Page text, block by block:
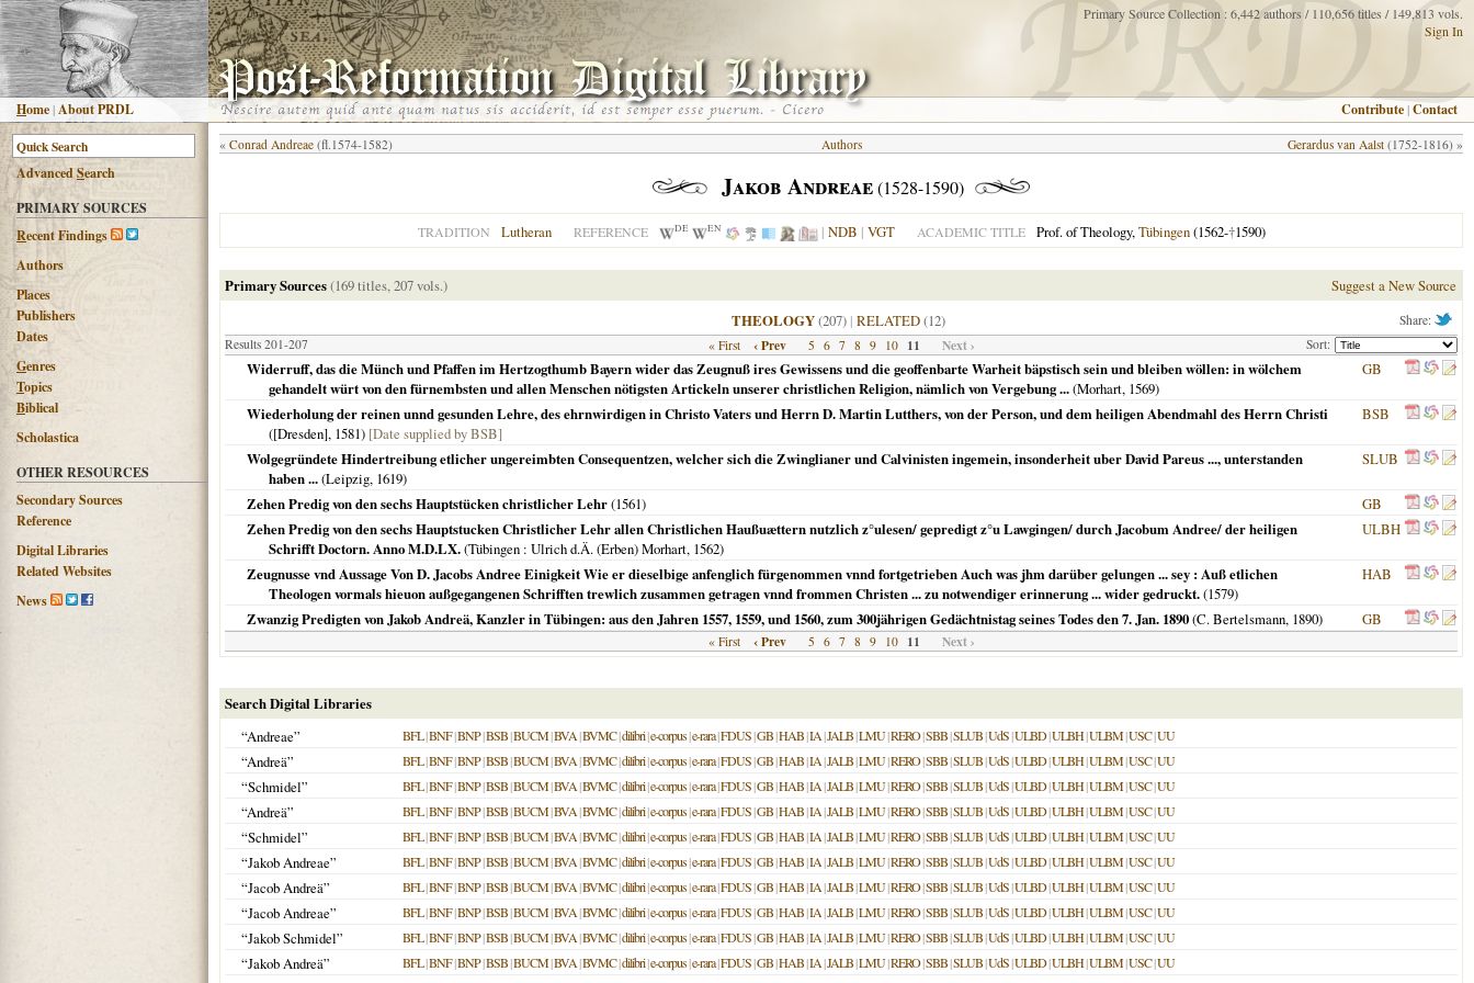
Home|About PRDL
Primary Source Collection : 6,442 authors / 110,656 titles / 149,813 vols.
Sign In
Contribute |Contact
AdvancedSearch
PRIMARY SOURCES
Recent Findings
Authors
Places
Publishers
Dates
Genres
Topics
Biblical
Scholastica
OTHER RESOURCES
Secondary Sources
Reference
Digital Libraries
Related Websites
News
« Conrad Andreae (fl.1574-1582) Gerardus van Aalst (1752-1816) »
Authors
Jakob Andreae(1528-1590)
TRADITION Lutheran REFERENCE DE EN | NDB | VGT ACADEMIC TITLE Prof. of Theology,Tübingen(1562-†1590)
Primary Sources(169 titles, 207 vols.) Suggest a New Source
Share:
THEOLOGY(207) | RELATED(12)
Results 201-207 Sort:
« First ‹ Prev 5 6 7 8 9 10 11 Next ›
Widerruff, das die Münch und Pfaffen im Hertzogthumb Bayern wider das Zeugnuß ires Gewissens und die geoffenbarte Warheit bäpstisch sein und bleiben wöllen: in wölchem
gehandelt würt von den fürnembsten und allen Menschen nötigsten Artickeln unserer christlichen Religion, nämlich von Vergebung ...(Morhart, 1569)
GB
Wiederholung der reinen unnd gesunden Lehre, des ehrnwirdigen in Christo Vaters und Herrn D. Martin Lutthers, von der Person, und dem heiligen Abendmahl des Herrn Christi
([Dresden], 1581) [Date supplied by BSB]
BSB
Wolgegründete Hindertreibung etlicher ungereimbten Consequentzen, welcher sich die Zwinglianer und Calvinisten ingemein, insonderheit uber David Pareus ..., unterstanden
haben ...(Leipzig, 1619)
SLUB
Zehen Predig von den sechs Hauptstücken christlicher Lehr(1561)
GB
Zehen Predig von den sechs Hauptstucken Christlicher Lehr allen Christlichen Haußuættern nutzlich z°ulesen/ gepredigt z°u Lawgingen/ durch Jacobum Andree/ der heiligen
Schrifft Doctorn. Anno M.D.LX.(Tübingen : Ulrich d.Ä. (Erben) Morhart, 1562)
ULBH
Zeugnusse vnd Aussage Von D. Jacobs Andree Einigkeit Wie er dieselbige anfenglich fürgenommen vnnd fortgetrieben Auch was jhm darüber gelungen ... sey : Auß etlichen
Theologen vormals hieuon außgegangenen Schrifften trewlich zusammen getragen vnnd frommen Christen ... zu notwendiger erinnerung ... wider gedruckt.(1579)
HAB
Zwanzig Predigten von Jakob Andreä, Kanzler in Tübingen: aus den Jahren 1557, 1559, und 1560, zum 300jährigen Gedächtnistag seines Todes den 7. Jan. 1890(C. Bertelsmann, 1890) GB
« First ‹ Prev 5 6 7 8 9 10 11 Next ›
Search Digital Libraries
“Andreae”
BFL|BNF|BNP|BSB|BUCM|BVA|BVMC|dilibri|e-corpus|e-rara|FDUS|GB|HAB|IA|JALB|LMU|RERO|SBB|SLUB|UdS|ULBD|ULBH|ULBM|USC|UU
“Andreä” BFL|BNF|BNP|BSB|BUCM|BVA|BVMC|dilibri|e-corpus|e-rara|FDUS|GB|HAB|IA|JALB|LMU|RERO|SBB|SLUB|UdS|ULBD|ULBH|ULBM|USC|UU
“Schmidel” BFL|BNF|BNP|BSB|BUCM|BVA|BVMC|dilibri|e-corpus|e-rara|FDUS|GB|HAB|IA|JALB|LMU|RERO|SBB|SLUB|UdS|ULBD|ULBH|ULBM|USC|UU
“Andreä” BFL|BNF|BNP|BSB|BUCM|BVA|BVMC|dilibri|e-corpus|e-rara|FDUS|GB|HAB|IA|JALB|LMU|RERO|SBB|SLUB|UdS|ULBD|ULBH|ULBM|USC|UU
“Schmidel” BFL|BNF|BNP|BSB|BUCM|BVA|BVMC|dilibri|e-corpus|e-rara|FDUS|GB|HAB|IA|JALB|LMU|RERO|SBB|SLUB|UdS|ULBD|ULBH|ULBM|USC|UU
“Jakob Andreae” BFL|BNF|BNP|BSB|BUCM|BVA|BVMC|dilibri|e-corpus|e-rara|FDUS|GB|HAB|IA|JALB|LMU|RERO|SBB|SLUB|UdS|ULBD|ULBH|ULBM|USC|UU
“Jacob Andreä” BFL|BNF|BNP|BSB|BUCM|BVA|BVMC|dilibri|e-corpus|e-rara|FDUS|GB|HAB|IA|JALB|LMU|RERO|SBB|SLUB|UdS|ULBD|ULBH|ULBM|USC|UU
“Jacob Andreae” BFL|BNF|BNP|BSB|BUCM|BVA|BVMC|dilibri|e-corpus|e-rara|FDUS|GB|HAB|IA|JALB|LMU|RERO|SBB|SLUB|UdS|ULBD|ULBH|ULBM|USC|UU
“Jakob Schmidel” BFL|BNF|BNP|BSB|BUCM|BVA|BVMC|dilibri|e-corpus|e-rara|FDUS|GB|HAB|IA|JALB|LMU|RERO|SBB|SLUB|UdS|ULBD|ULBH|ULBM|USC|UU
“Jakob Andreä” BFL|BNF|BNP|BSB|BUCM|BVA|BVMC|dilibri|e-corpus|e-rara|FDUS|GB|HAB|IA|JALB|LMU|RERO|SBB|SLUB|UdS|ULBD|ULBH|ULBM|USC|UU